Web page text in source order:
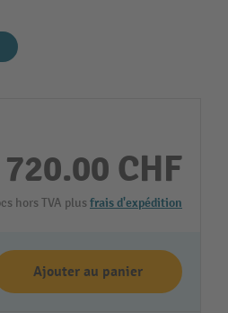
720.00 CHF
hors TVA plus frais d'expédition
Ajouter au panier